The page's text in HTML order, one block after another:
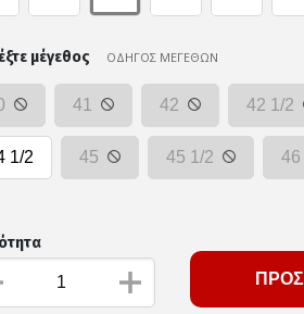
μέγεθος ΟΔΗΓΟΣ ΜΕΓΕΘΩΝ
41 42 42 1/2
1/2 45 45 1/2 46